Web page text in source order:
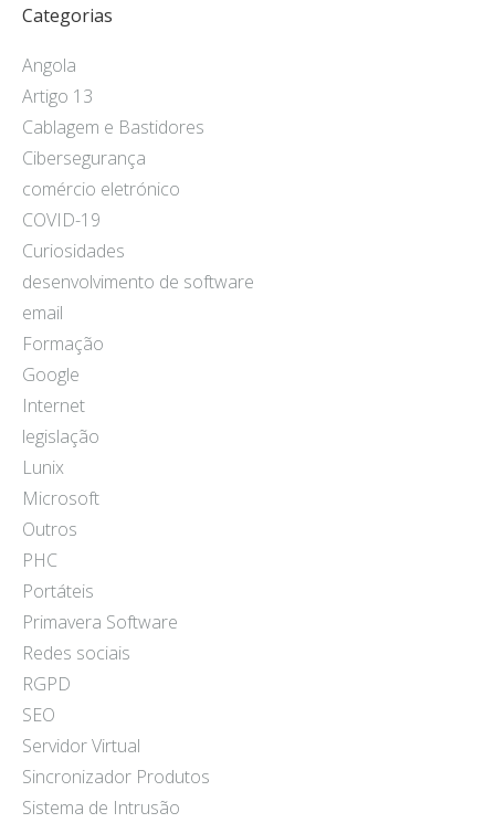
Categorias
Angola
Artigo 13
Cablagem e Bastidores
Cibersegurança
comércio eletrónico
COVID-19
Curiosidades
desenvolvimento de software
email
Formação
Google
Internet
legislação
Lunix
Microsoft
Outros
PHC
Portáteis
Primavera Software
Redes sociais
RGPD
SEO
Servidor Virtual
Sincronizador Produtos
Sistema de Intrusão